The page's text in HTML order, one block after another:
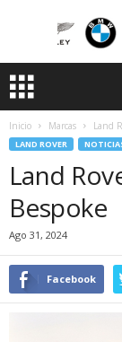
Inicio Marcas Land
LAND ROVER
Land
Bespoke
Ago 31, 2024
Facebook